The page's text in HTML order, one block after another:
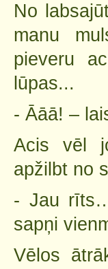
No
manu
pieveru
lūpas...
- Āāā! –
Acis vēl
apžilbt no
- Jau
sapņi
Vēlos